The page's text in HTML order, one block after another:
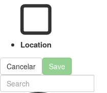
Location
Cancelar Save